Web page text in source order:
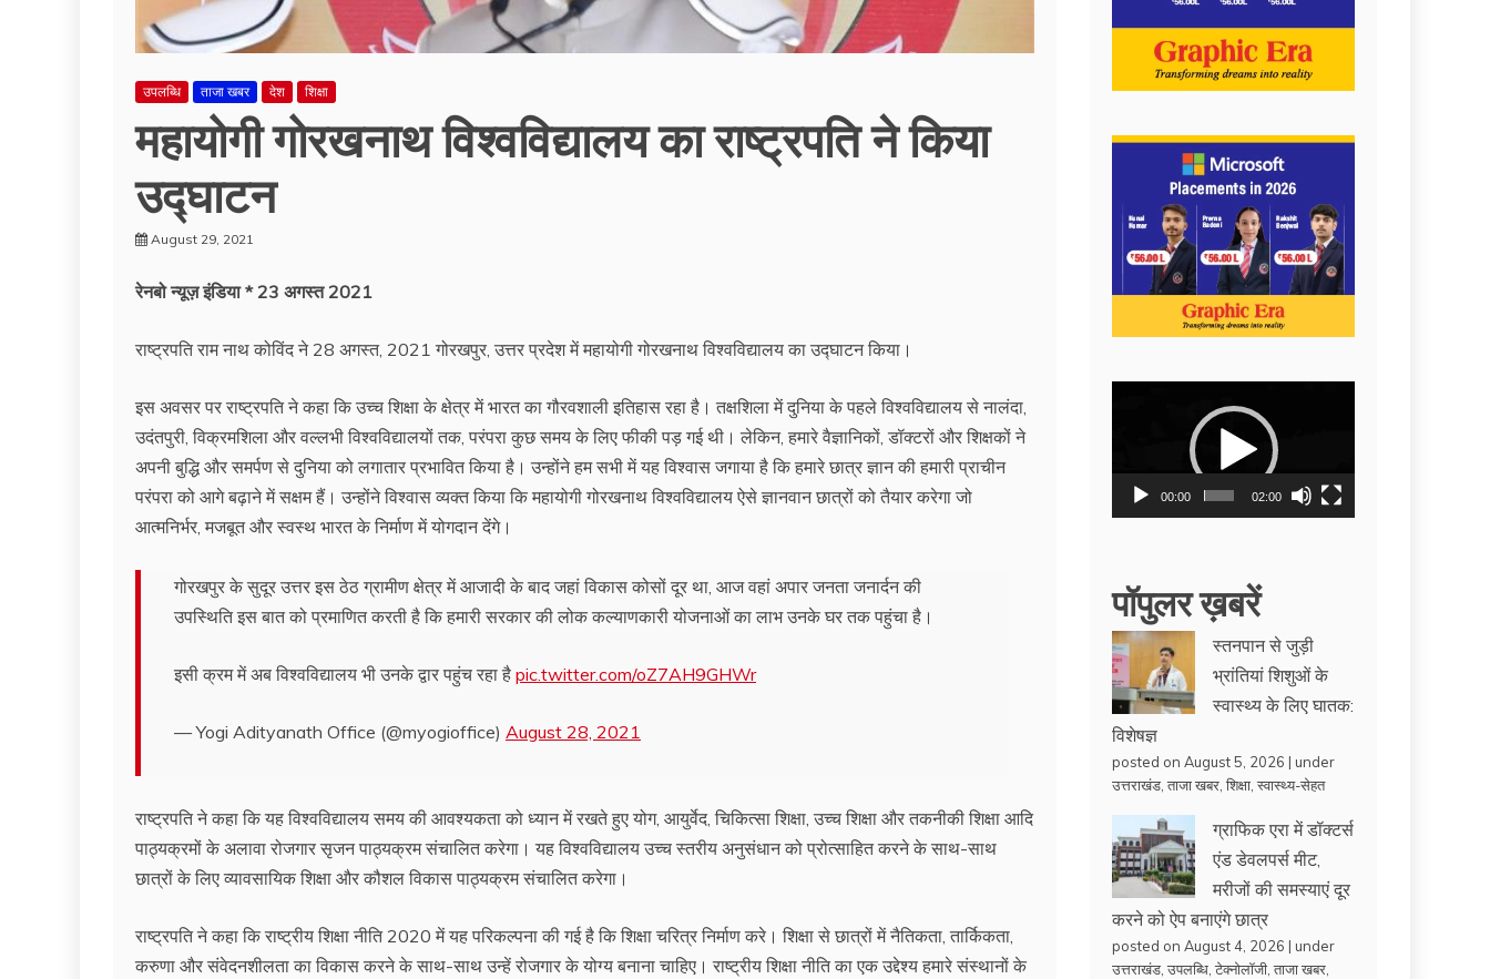
उपलब्धि ताजा खबर देश शिक्षा
महायोगी गोरखनाथ विश्वविद्यालय का राष्ट्रपति ने किया
उद्घाटन
August 29, 2021
रेनबो न्यूज़ इंडिया * 23 अगस्त 2021
राष्ट्रपति राम नाथ कोविंद ने 28 अगस्त, 2021 गोरखपुर, उत्तर प्रदेश में महायोगी गोरखनाथ विश्वविद्यालय का उद्घाटन किया।
इस अवसर पर राष्ट्रपति ने कहा कि उच्च शिक्षा के क्षेत्र में भारत का गौरवशाली इतिहास रहा है। तक्षशिला में दुनिया के पहले विश्वविद्यालय से नालंदा,
उदंतपुरी, विक्रमशिला और वल्लभी विश्वविद्यालयों तक, परंपरा कुछ समय के लिए फीकी पड़ गई थी। लेकिन, हमारे वैज्ञानिकों, डॉक्टरों और शिक्षकों ने
अपनी बुद्धि और समर्पण से दुनिया को लगातार प्रभावित किया है। उन्होंने हम सभी में यह विश्वास जगाया है कि हमारे छात्र ज्ञान की हमारी प्राचीन
परंपरा को आगे बढ़ाने में सक्षम हैं। उन्होंने विश्वास व्यक्त किया कि महायोगी गोरखनाथ विश्वविद्यालय ऐसे ज्ञानवान छात्रों को तैयार करेगा जो
आत्मनिर्भर, मजबूत और स्वस्थ भारत के निर्माण में योगदान देंगे।
गोरखपुर के सुदूर उत्तर इस ठेठ ग्रामीण क्षेत्र में आजादी के बाद जहां विकास कोसों दूर था, आज वहां अपार जनता जनार्दन की
उपस्थिति इस बात को प्रमाणित करती है कि हमारी सरकार की लोक कल्याणकारी योजनाओं का लाभ उनके घर तक पहुंचा है।
इसी क्रम में अब विश्वविद्यालय भी उनके द्वार पहुंच रहा है pic.twitter.com/oZ7AH9GHWr
— Yogi Adityanath Office (@myogioffice) August 28, 2021
राष्ट्रपति ने कहा कि यह विश्वविद्यालय समय की आवश्यकता को ध्यान में रखते हुए योग, आयुर्वेद, चिकित्सा शिक्षा, उच्च शिक्षा और तकनीकी शिक्षा आदि
पाठ्यक्रमों के अलावा रोजगार सृजन पाठ्यक्रम संचालित करेगा। यह विश्वविद्यालय उच्च स्तरीय अनुसंधान को प्रोत्साहित करने के साथ-साथ
छात्रों के लिए व्यावसायिक शिक्षा और कौशल विकास पाठ्यक्रम संचालित करेगा।
राष्ट्रपति ने कहा कि राष्ट्रीय शिक्षा नीति 2020 में यह परिकल्पना की गई है कि शिक्षा चरित्र निर्माण करे। शिक्षा से छात्रों में नैतिकता, तार्किकता,
करुणा और संवेदनशीलता का विकास करने के साथ-साथ उन्हें रोजगार के योग्य बनाना चाहिए। राष्ट्रीय शिक्षा नीति का एक उद्देश्य हमारे संस्थानों के
00:00 02:00
पॉपुलर ख़बरें
स्तनपान से जुड़ी
भ्रांतियां शिशुओं के
स्वास्थ्य के लिए घातक:
विशेषज्ञ
posted on August 5, 2026 | under
उत्तराखंड ,ताजा खबर ,शिक्षा ,स्वास्थ्य-सेहत
ग्राफिक एरा में डॉक्टर्स
एंड डेवलपर्स मीट,
मरीजों की समस्याएं दूर
करने को ऐप बनाएंगे छात्र
posted on August 4, 2026 | under
उत्तराखंड ,उपलब्धि ,टेक्नोलॉजी ,ताजा खबर